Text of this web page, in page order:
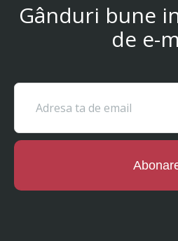
Gânduri bune
de e-